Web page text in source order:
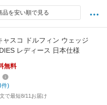
品を安い順で見る
ャスコ ドルフィン ウェッジ
レディース 日本仕様
無料
件)
で最短8/11お届け